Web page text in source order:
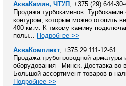
АкваКамин, ЧТУП , +375 (29) 644-
Продажа турбокаминов.
контуром, которым можно отопить
400 кв.м. К такому камину
полы... Подробнее >>
АкваКомплект, +375 29 111-12-61
Продажа трубопроводной арматуры
оборудования - Минск. Доставка во
Большой ассортимент товаров в
Подробнее >>